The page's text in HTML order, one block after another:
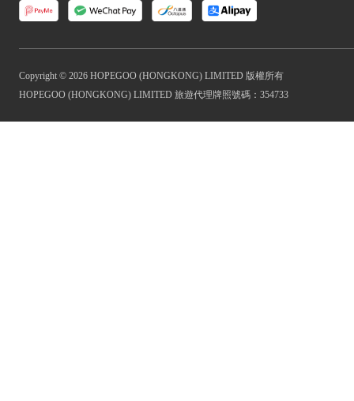
Copyright © 2026 HOPEGOO (HONGKONG) LIMITED 版權所有
HOPEGOO (HONGKONG) LIMITED 旅遊代理牌照號碼：354733